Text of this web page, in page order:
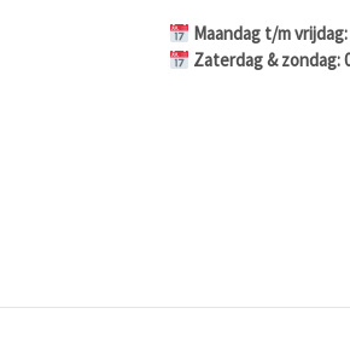
Maandag t/m vrijdag:
Zaterdag & zondag: